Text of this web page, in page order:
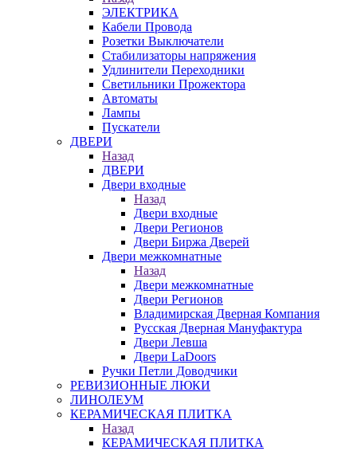
ЭЛЕКТРИКА
Кабели Провода
Розетки Выключатели
Стабилизаторы напряжения
Удлинители Переходники
Светильники Прожектора
Автоматы
Лампы
Пускатели
ДВЕРИ
Назад
ДВЕРИ
Двери входные
Назад
Двери входные
Двери Регионов
Двери Биржа Дверей
Двери межкомнатные
Назад
Двери межкомнатные
Двери Регионов
Владимирская Дверная Компания
Русская Дверная Мануфактура
Двери Левша
Двери LaDoors
Ручки Петли Доводчики
РЕВИЗИОННЫЕ ЛЮКИ
ЛИНОЛЕУМ
КЕРАМИЧЕСКАЯ ПЛИТКА
Назад
КЕРАМИЧЕСКАЯ ПЛИТКА